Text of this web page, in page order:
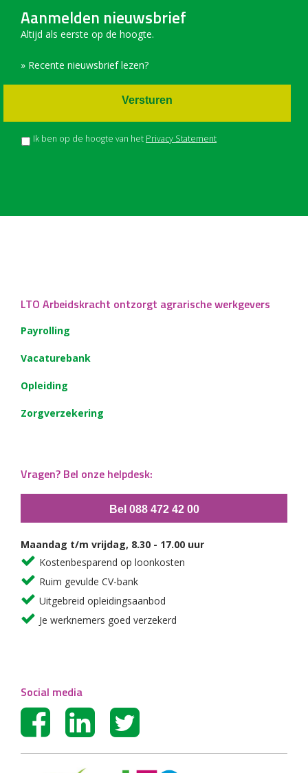
Aanmelden nieuwsbrief
Altijd als eerste op de hoogte.
» Recente nieuwsbrief lezen?
Ik ben op de hoogte van het Privacy Statement
Versturen
LTO Arbeidskracht ontzorgt agrarische werkgevers
Payrolling
Vacaturebank
Opleiding
Zorgverzekering
Vragen? Bel onze helpdesk:
Bel 088 472 42 00
Maandag t/m vrijdag, 8.30 - 17.00 uur
Kostenbesparend op loonkosten
Ruim gevulde CV-bank
Uitgebreid opleidingsaanbod
Je werknemers goed verzekerd
Social media